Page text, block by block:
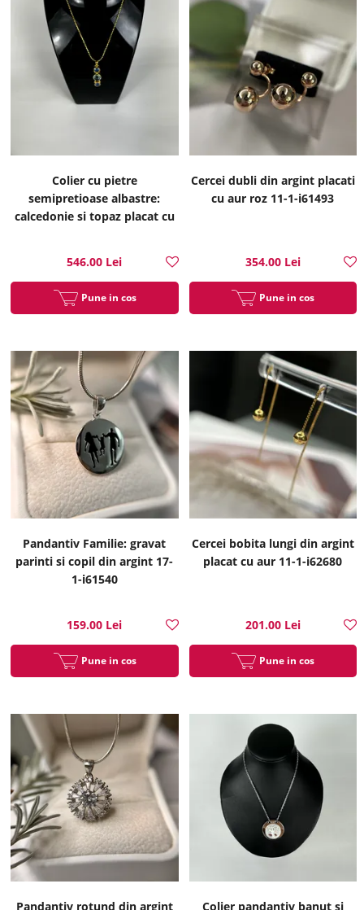
Colier cu pietre
semipretioase albastre:
calcedonie si topaz placat cu
546.00 Lei
Pune in cos
Cercei dubli din argint placati
cu aur roz 11-1-i61493
354.00 Lei
Pune in cos
Pandantiv Familie: gravat
parinti si copil din argint 17-
1-i61540
159.00 Lei
Pune in cos
Cercei bobita lungi din argint
placat cu aur 11-1-i62680
201.00 Lei
Pune in cos
Pandantiv rotund din argint Colier pandantiv banut si